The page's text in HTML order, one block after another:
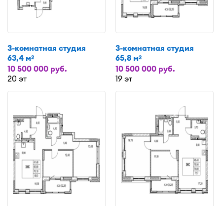
3-комнатная студия
63,4 м2
10 500 000 руб.
20 эт
3-комнатная студия
65,8 м2
10 500 000 руб.
19 эт